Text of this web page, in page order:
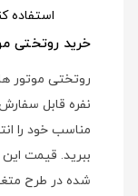
استفاده
خرید روتختی
روتختی موتور
نفره قابل
مناسب خود را
ببرید. قیمت
شده در طرح